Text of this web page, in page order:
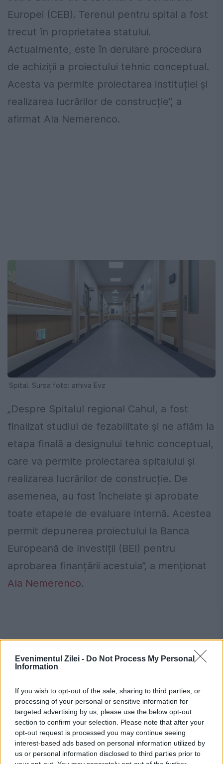
Evenimentul Zilei - Do Not Process My Personal
Information
If you wish to opt-out of the sale, sharing to third parties, or
processing of your personal or sensitive information for
targeted advertising by us, please use the below opt-out
section to confirm your selection. Please note that after your
opt-out request is processed you may continue seeing
interest-based ads based on personal information utilized by
us or personal information disclosed to third parties prior to
Europei (CEB). Terenul pentru spital a fost
trecut în proprietatea statului.
Actualmente, este în derulare procedura
de achiziții a proiectului tehnic conceptual.
Acesta va permite proiectarea instituției și
realizarea lucrărilor de construcție”, a
afirmat Ala Nemerenco.
Spital. Sursa foto: arhiva Evz
„Despre Spitalul regional Cahul, a fost
finalizat studiul de fezabilitate și ne aflăm la
etapa finală a designului tehnic conceptual,
care va permite proiectarea spitalului și
realizarea lucrărilor de construcție. De
asemenea, au fost încheiate și aprobate
toate etapele de evaluare internă. Acestea
permit depunerea proiectului la Banca
Europeană de Investiții (BEI) pentru
aprobarea finanțării acestuia”, a menționat
Ala Nemerenco.
Potrivit oficialului, demararea construcțiilor
ambelor spitale regionale este preconizată